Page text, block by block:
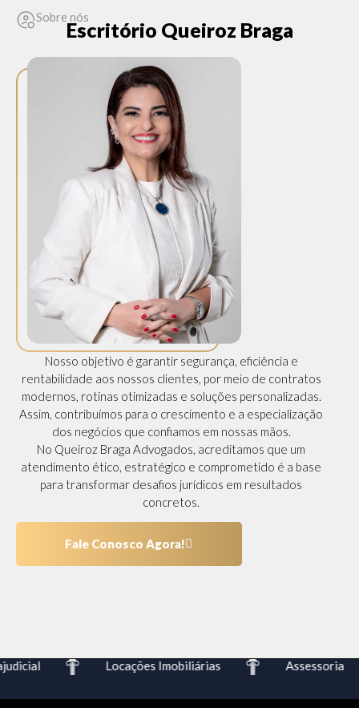
Sobre nós
Escritório Queiroz Braga
Nosso objetivo é garantir segurança, eficiência e
rentabilidade aos nossos clientes, por meio de contratos
modernos, rotinas otimizadas e soluções personalizadas.
Assim, contribuímos para o crescimento e a especialização
dos negócios que confiamos em nossas mãos.
No Queiroz Braga Advogados, acreditamos que um
atendimento ético, estratégico e comprometido é a base
para transformar desafios jurídicos em resultados
concretos.
Fale Conosco Agora!
Locações Imobiliárias Assessoria